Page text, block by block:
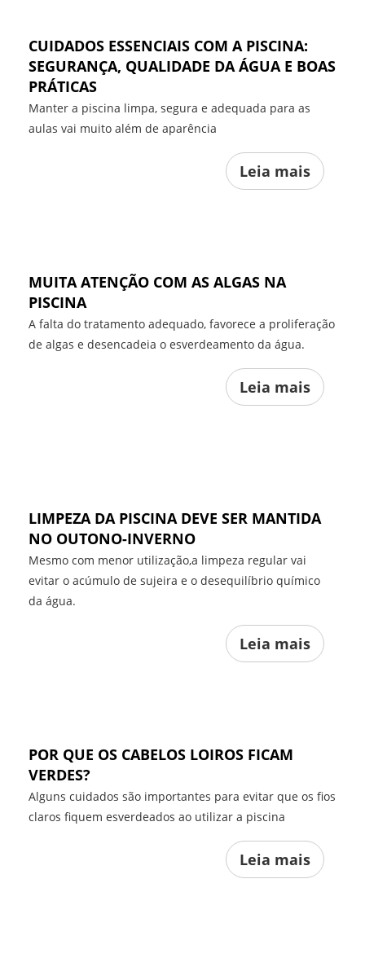
CUIDADOS ESSENCIAIS COM A PISCINA:
SEGURANÇA, QUALIDADE DA ÁGUA E BOAS
PRÁTICAS
Manter a piscina limpa, segura e adequada para as
aulas vai muito além de aparência
Leia mais
MUITA ATENÇÃO COM AS ALGAS NA
PISCINA
A falta do tratamento adequado, favorece a proliferação
de algas e desencadeia o esverdeamento da água.
Leia mais
LIMPEZA DA PISCINA DEVE SER MANTIDA
NO OUTONO-INVERNO
Mesmo com menor utilização,a limpeza regular vai
evitar o acúmulo de sujeira e o desequilíbrio químico
da água.
Leia mais
POR QUE OS CABELOS LOIROS FICAM
VERDES?
Alguns cuidados são importantes para evitar que os fios
claros fiquem esverdeados ao utilizar a piscina
Leia mais